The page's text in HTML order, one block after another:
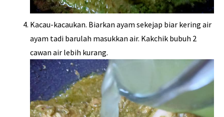
Kacau-kacaukan. Biarkan ayam sekejap biar kering air
ayam tadi barulah masukkan air. Kakchik bubuh 2
cawan air lebih kurang.